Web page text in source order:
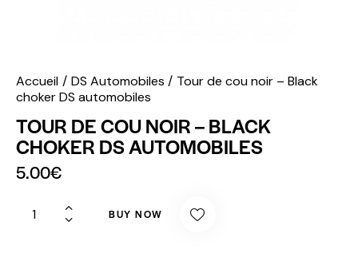
Accueil DS Automobiles
Tour de cou noir – Black
choker DS automobiles
TOUR DE COU NOIR – BLACK
CHOKER DS AUTOMOBILES
5.00€
BUY NOW